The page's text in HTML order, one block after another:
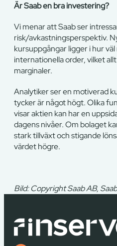
Är Saab en bra investering?
Vi menar att Saab ser
risk/avkastningsperspektiv.
kursuppgångar ligger i hur
internationella order, vilket
marginaler.
Analytiker ser en motiverad
tycker är något högt. Olika
visar aktien kan har en
dagens nivåer. Om bolaget
stark tillväxt och stigande
värdet högre.
Bild: Copyright Saab AB,